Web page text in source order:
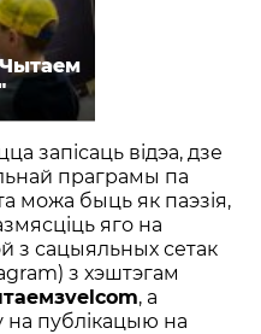
запісаць відэа, дзе
праграмы па
можа быць як паэзія,
яго на
з сацыяльных сетак
з хэштэгам
, а
на публікацыю на